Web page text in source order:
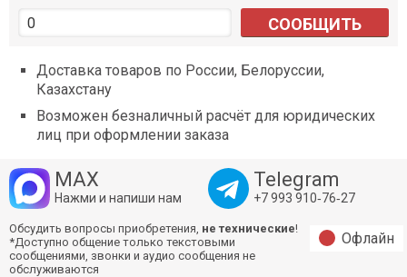
СООБЩИТЬ
Доставка товаров по России, Белоруссии,
Казахстану
Возможен безналичный расчёт для юридических
лиц при оформлении заказа
MAX
Нажми и напиши нам
Telegram
+7 993 910‑76‑27
Обсудить вопросы приобретения, не технические!
*Доступно общение только текстовыми
сообщениями, звонки и аудио сообщения не
обслуживаются
Офлайн